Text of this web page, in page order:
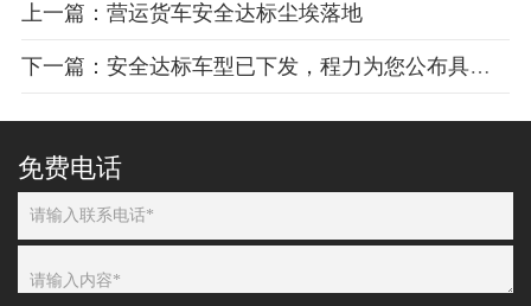
上一篇：营运货车安全达标尘埃落地
下一篇：安全达标车型已下发，程力为您公布具体车型
免费电话